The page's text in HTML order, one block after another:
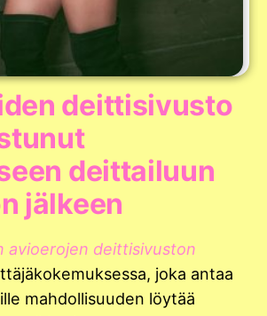
deittisivusto
deittailuun
jälkeen
avioerojen deittisivuston
joka antaa
mahdollisuuden löytää